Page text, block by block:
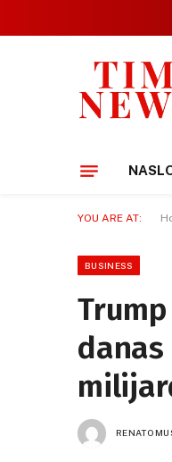
YOU ARE AT:
BUSINESS
RENATO